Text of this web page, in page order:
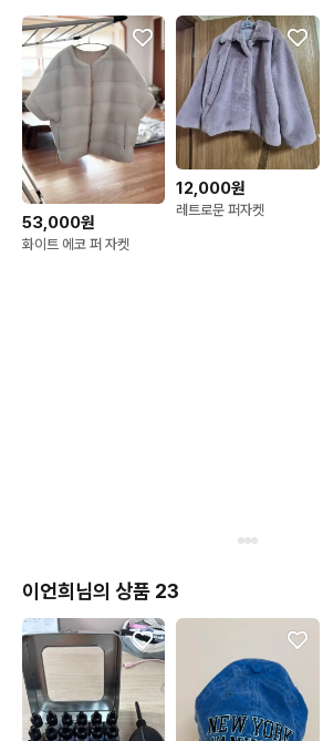
53,000원
화이트 에코 퍼 자켓
12,000원
레트로문 퍼자켓
이언희님의 상품 23